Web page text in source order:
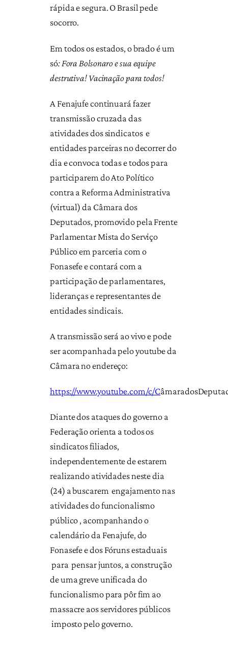
rápida e segura. O Brasil pede
socorro.
Em todos os estados, o brado é um
só: Fora Bolsonaro e sua equipe
destrutiva! Vacinação para todos!
A Fenajufe continuará fazer
transmissão cruzada das
atividades dos sindicatos e
entidades parceiras no decorrer do
dia e convoca todas e todos para
participarem do Ato Político
contra a Reforma Administrativa
(virtual) da Câmara dos
Deputados, promovido pela Frente
Parlamentar Mista do Serviço
Público em parceria com o
Fonasefe e contará com a
participação de parlamentares,
lideranças e representantes de
entidades sindicais.
A transmissão será ao vivo e pode
ser acompanhada pelo youtube da
Câmara no endereço:
https://www.youtube.com/c/C
Diante dos ataques do governo a
Federação orienta a todos os
sindicatos filiados,
independentemente de estarem
realizando atividades neste dia
(24) a buscarem engajamento nas
atividades do funcionalismo
público , acompanhando o
calendário da Fenajufe, do
Fonasefe e dos Fóruns estaduais
para pensar juntos, a construção
de uma greve unificada do
funcionalismo para pôr fim ao
massacre aos servidores públicos
imposto pelo governo.